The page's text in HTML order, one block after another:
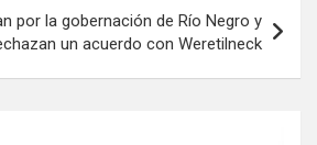
por la gobernación de Río Negro y
un acuerdo con Weretilneck